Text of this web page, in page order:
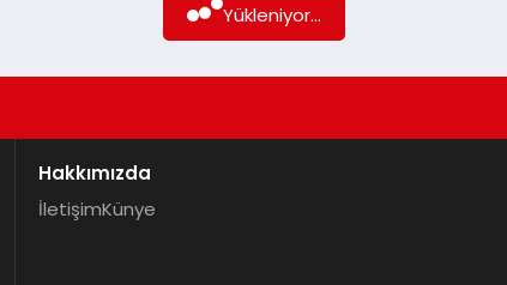
Yükleniyor...
Hakkımızda
İletişimKünye